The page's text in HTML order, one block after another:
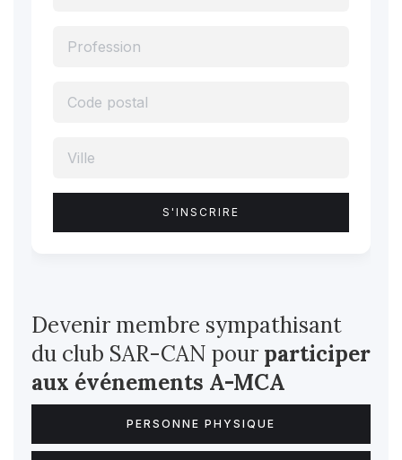
Devenir membre sympathisant
du club SAR-CAN pour participer
aux événements A-MCA
PERSONNE PHYSIQUE